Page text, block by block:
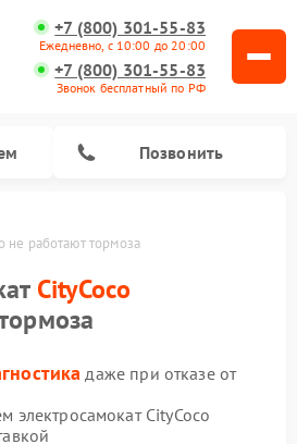
+7 (800) 301-55-83
Ежедневно, с 10:00 до 20:00
+7 (800) 301-55-83
Звонок бесплатный по РФ
Позвонить
не работают тормоза
CityCoco
даже при отказе от
электросамокат CityCoco